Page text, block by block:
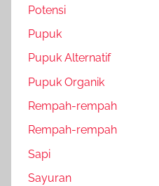
Potensi
Pupuk
Pupuk Alternatif
Pupuk Organik
Rempah-rempah
Rempah-rempah
Sapi
Sayuran